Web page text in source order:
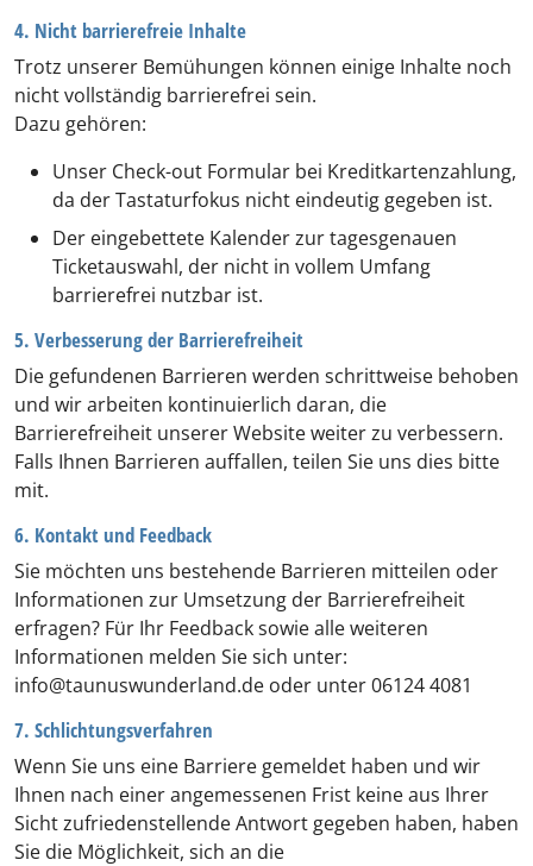
4. Nicht barrierefreie Inhalte
Trotz unserer Bemühungen können einige Inhalte noch
nicht vollständig barrierefrei sein.
Dazu gehören:
Unser Check-out Formular bei Kreditkartenzahlung,
da der Tastaturfokus nicht eindeutig gegeben ist.
Der eingebettete Kalender zur tagesgenauen
Ticketauswahl, der nicht in vollem Umfang
barrierefrei nutzbar ist.
5. Verbesserung der Barrierefreiheit
Die gefundenen Barrieren werden schrittweise behoben
und wir arbeiten kontinuierlich daran, die
Barrierefreiheit unserer Website weiter zu verbessern.
Falls Ihnen Barrieren auffallen, teilen Sie uns dies bitte
mit.
6. Kontakt und Feedback
Sie möchten uns bestehende Barrieren mitteilen oder
Informationen zur Umsetzung der Barrierefreiheit
erfragen? Für Ihr Feedback sowie alle weiteren
Informationen melden Sie sich unter:
info@taunuswunderland.de oder unter 06124 4081
7. Schlichtungsverfahren
Wenn Sie uns eine Barriere gemeldet haben und wir
Ihnen nach einer angemessenen Frist keine aus Ihrer
Sicht zufriedenstellende Antwort gegeben haben, haben
Sie die Möglichkeit, sich an die